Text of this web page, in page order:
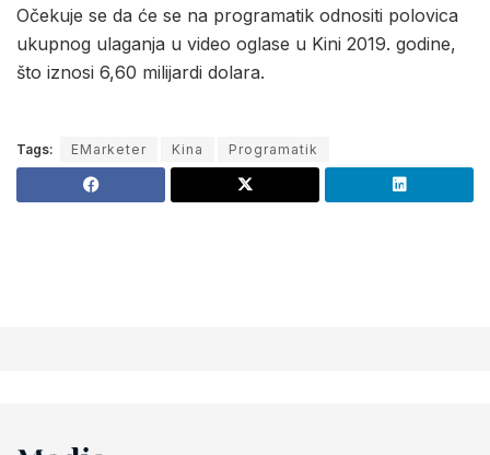
Očekuje se da će se na programatik odnositi polovica
ukupnog ulaganja u video oglase u Kini 2019. godine,
što iznosi 6,60 milijardi dolara.
Tags: EMarketer Kina Programatik